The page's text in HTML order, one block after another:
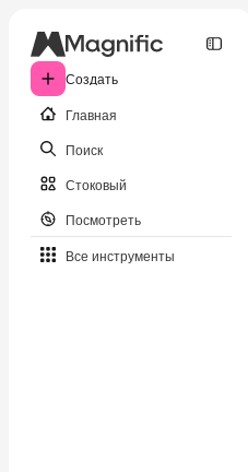
Создать
Главная
Поиск
Стоковый
Посмотреть
Все инструменты